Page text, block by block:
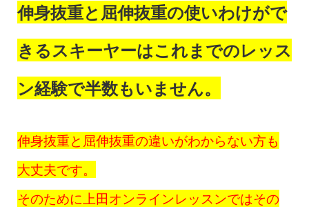
伸身抜重と屈伸抜重の使いわけがで
きるスキーヤーはこれまでのレッス
ン経験で半数もいません。
伸身抜重と屈伸抜重の違いがわからない方も
大丈夫です。
そのために上田オンラインレッスンではその